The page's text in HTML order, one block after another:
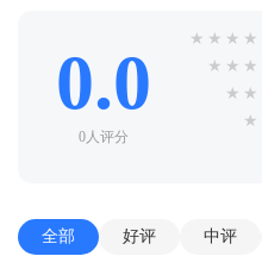
0.0
0人评分
★ ★ ★ ★
★ ★ ★
★ ★
★
全部 好评 中评